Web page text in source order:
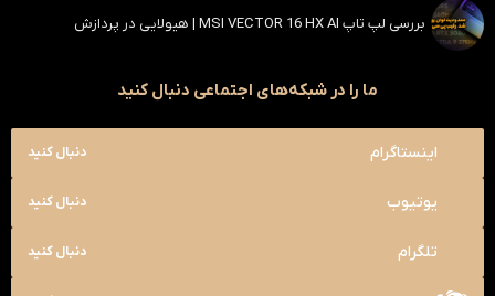
بررسی لپ تاپ MSI VECTOR 16 HX AI | هیولایی در پردازش
ما را در شبکه‌های اجتماعی دنبال کنید
اینستاگرام دنبال کنید
یوتیوب دنبال کنید
تلگرام دنبال کنید